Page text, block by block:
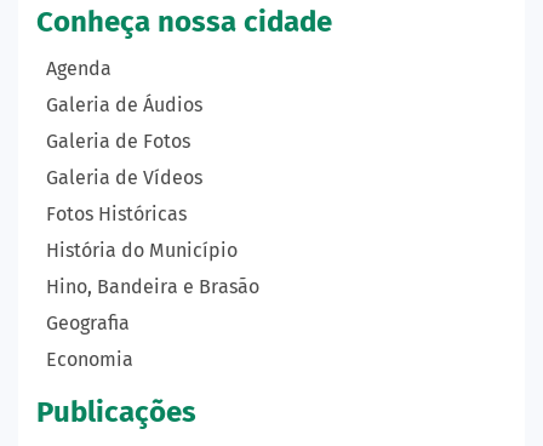
Conheça nossa cidade
Agenda
Galeria de Áudios
Galeria de Fotos
Galeria de Vídeos
Fotos Históricas
História do Município
Hino, Bandeira e Brasão
Geografia
Economia
Publicações